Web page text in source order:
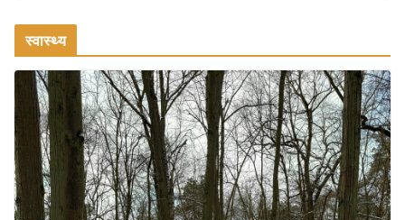
रामेश्वरम यात्रा गाइड: पवित्र तीर्थ स्थल, दर्शन स्थल और पहुंच मार्ग
July 30, 2026 1 Comment
खाने के शौकीनों के लिए कश्मीर के 5 बेहतरीन
स्वादिष्ट व्यंजन
August 6, 2026 1 Comment
स्वास्थ्य